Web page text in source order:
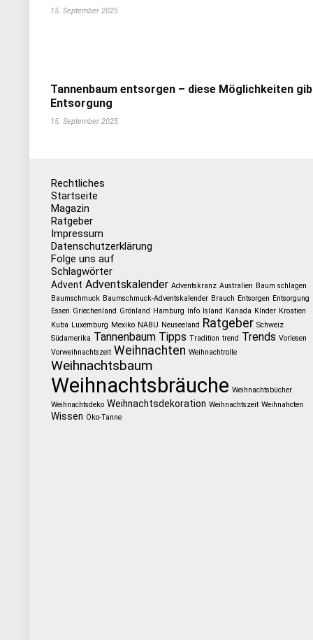
15. September 2025
Tannenbaum entsorgen – diese Möglichkeiten
Entsorgung
15. September 2025
Rechtliches
Startseite
Magazin
Ratgeber
Impressum
Datenschutzerklärung
Folge uns auf
Schlagwörter
Advent Adventskalender Adventskranz Australien Baum schlagen
Baumschmuck Baumschmuck-Adventskalender Brauch Entsorgen Entsorgung
Essen Griechenland Grönland Hamburg Info Island Kanada KInder Kroatien
Kuba Luxemburg Mexiko NABU Neuseeland Ratgeber Schweiz
Südamerika Tannenbaum Tipps Tradition trend Trends Vorlesen
Vorweihnachtszeit Weihnachten Weihnachtrolle
Weihnachtsbaum
Weihnachtsbräuche Weihnachtsbücher
Weihnachtsdeko Weihnachtsdekoration Weihnachtszeit Weihnahcten
Wissen Öko-Tanne